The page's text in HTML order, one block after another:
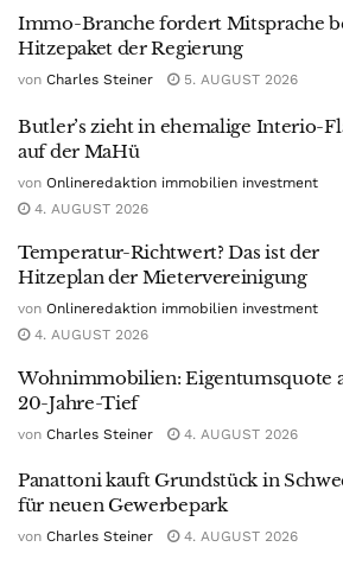
Immo-Branche fordert Mitsprache
Hitzepaket der Regierung
von Charles Steiner 5. AUGUST 2026
Butler’s zieht in ehemalige Interio-
auf der MaHü
von Onlineredaktion immobilien investment
4. AUGUST 2026
Temperatur-Richtwert? Das ist der
Hitzeplan der Mietervereinigung
von Onlineredaktion immobilien investment
4. AUGUST 2026
Wohnimmobilien: Eigentumsquote
20-Jahre-Tief
von Charles Steiner 4. AUGUST 2026
Panattoni kauft Grundstück in
für neuen Gewerbepark
von Charles Steiner 4. AUGUST 2026